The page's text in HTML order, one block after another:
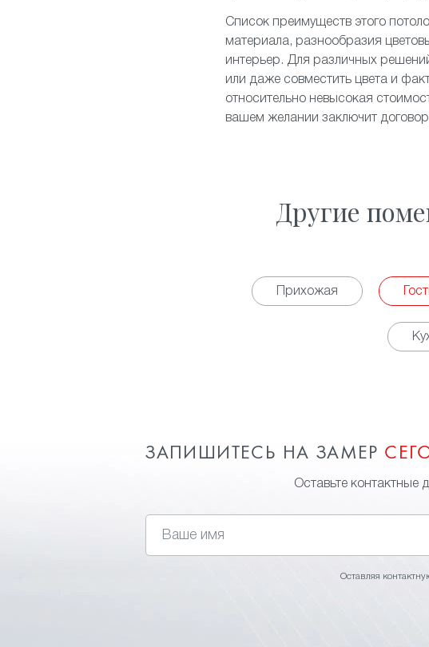
Список преимуществ этого
материала, разнообразия
интерьер. Для различных
или даже совместить цвета и
относительно невысокая
вашем желании заключит
Другие
Прихожая
ЗАПИШИТЕСЬ НА ЗАМЕР
Оставьте контактные
Оставляя